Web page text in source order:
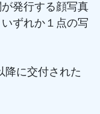
発行する顔写真
ずれか１点の写
降に交付された